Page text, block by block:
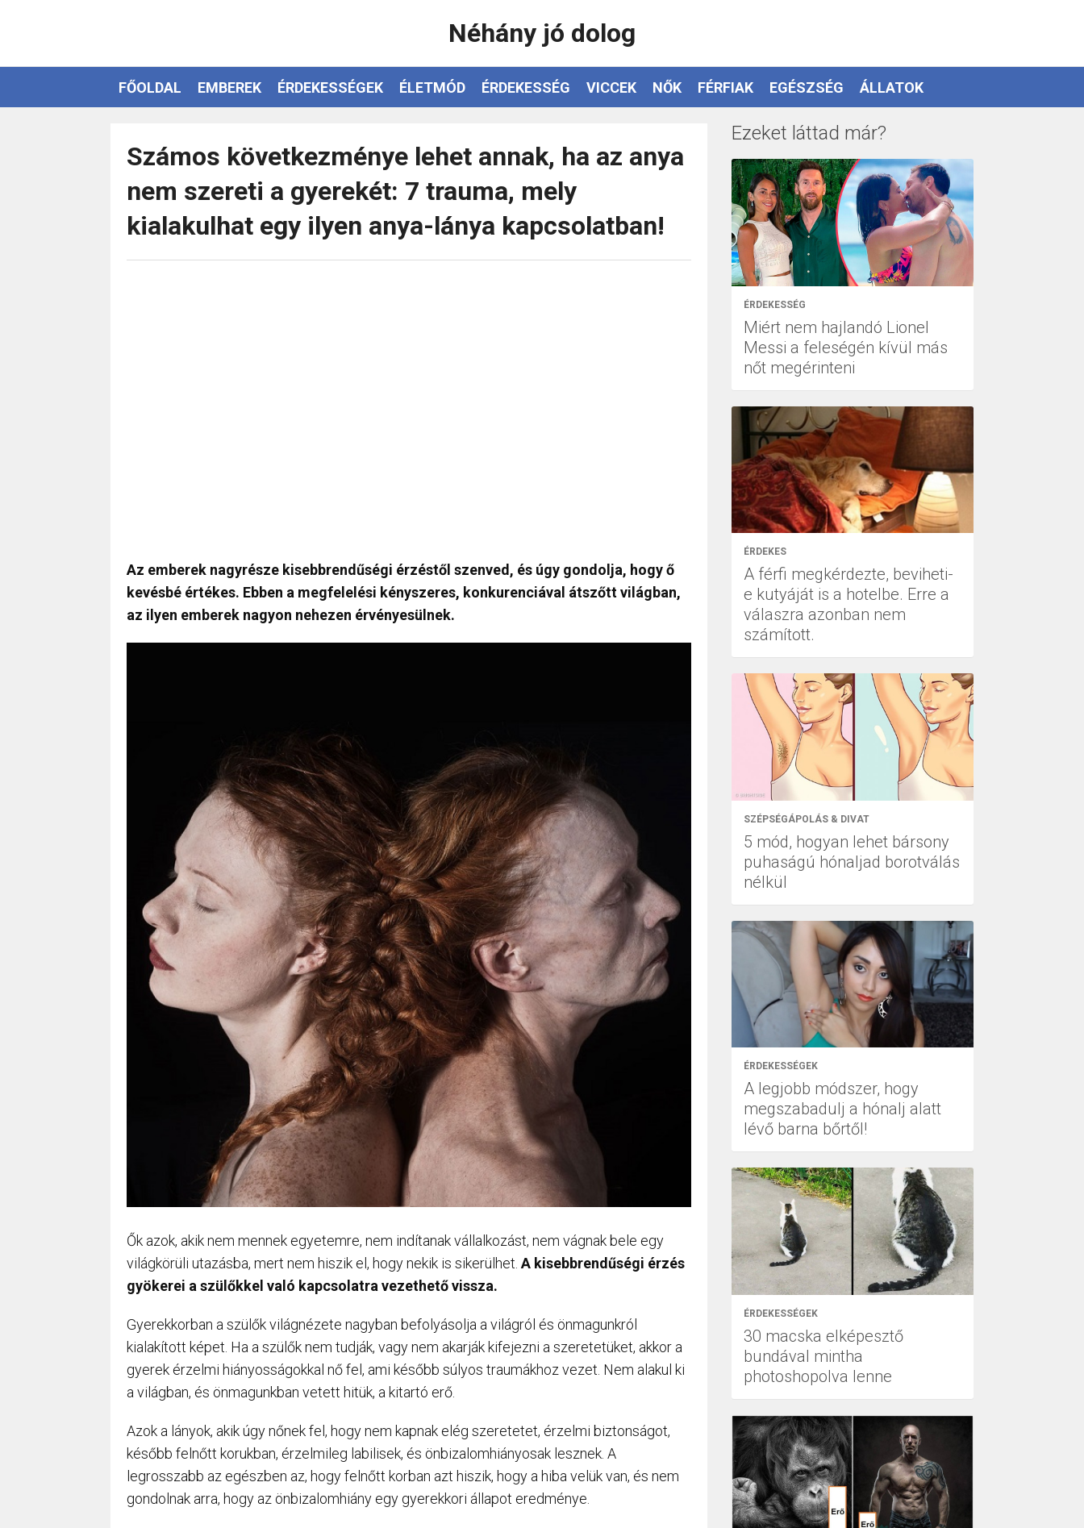
Néhány jó dolog
FŐOLDAL EMBEREK ÉRDEKESSÉGEK ÉLETMÓD ÉRDEKESSÉG VICCEK NŐK FÉRFIAK EGÉSZSÉG ÁLLATOK
Számos következménye lehet annak, ha az anya
nem szereti a gyerekét: 7 trauma, mely
kialakulhat egy ilyen anya-lánya kapcsolatban!
Az emberek nagyrésze kisebbrendűségi érzéstől szenved, és úgy gondolja, hogy ő
kevésbé értékes. Ebben a megfelelési kényszeres, konkurenciával átszőtt világban,
az ilyen emberek nagyon nehezen érvényesülnek.
Ők azok, akik nem mennek egyetemre, nem indítanak vállalkozást, nem vágnak bele egy
világkörüli utazásba, mert nem hiszik el, hogy nekik is sikerülhet. A kisebbrendűségi érzés
gyökerei a szülőkkel való kapcsolatra vezethető vissza.
Gyerekkorban a szülők világnézete nagyban befolyásolja a világról és önmagunkról
kialakított képet. Ha a szülők nem tudják, vagy nem akarják kifejezni a szeretetüket, akkor a
gyerek érzelmi hiányosságokkal nő fel, ami később súlyos traumákhoz vezet. Nem alakul ki
a világban, és önmagunkban vetett hitük, a kitartó erő.
Azok a lányok, akik úgy nőnek fel, hogy nem kapnak elég szeretetet, érzelmi biztonságot,
később felnőtt korukban, érzelmileg labilisek, és önbizalomhiányosak lesznek. A
legrosszabb az egészben az, hogy felnőtt korban azt hiszik, hogy a hiba velük van, és nem
gondolnak arra, hogy az önbizalomhiány egy gyerekkori állapot eredménye.
Ezeket láttad már?
ÉRDEKESSÉG
Miért nem hajlandó Lionel
Messi a feleségén kívül más
nőt megérinteni
ÉRDEKES
A férfi megkérdezte, beviheti-
e kutyáját is a hotelbe. Erre a
válaszra azonban nem
számított.
SZÉPSÉGÁPOLÁS & DIVAT
5 mód, hogyan lehet bársony
puhaságú hónaljad borotválás
nélkül
ÉRDEKESSÉGEK
A legjobb módszer, hogy
megszabadulj a hónalj alatt
lévő barna bőrtől!
ÉRDEKESSÉGEK
30 macska elképesztő
bundával mintha
photoshopolva lenne